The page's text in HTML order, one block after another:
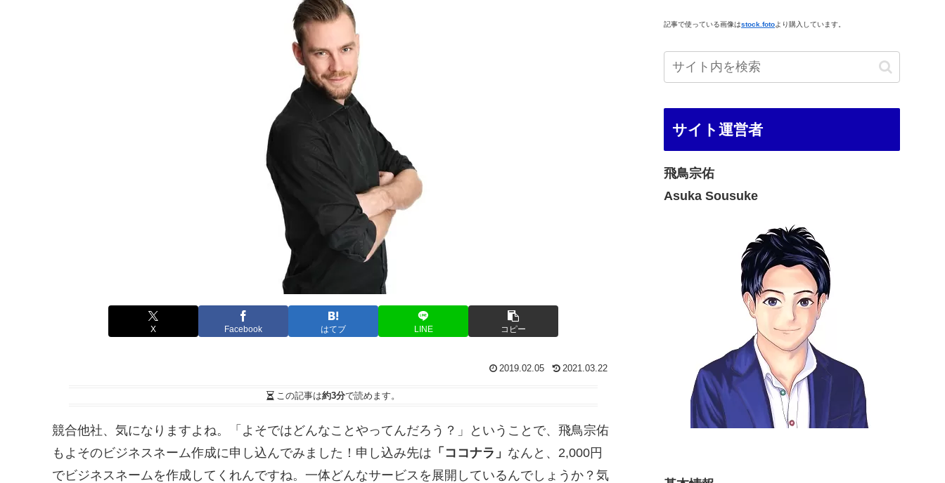
X Facebook はてブ LINE コピー
2019.02.05 2021.03.22
この記事は約3分で読めます。
競合他社、気になりますよね。「よそではどんなことやってんだろう？」ということで、飛鳥宗佑
もよそのビジネスネーム作成に申し込んでみました！申し込み先は 「ココナラ」 なんと、2,000円
でビジネスネームを作成してくれんですね。一体どんなサービスを展開しているんでしょうか？気
記事で使っている画像はstock.fotoより購入しています。
サイト運営者
飛鳥宗佑
Asuka Sousuke